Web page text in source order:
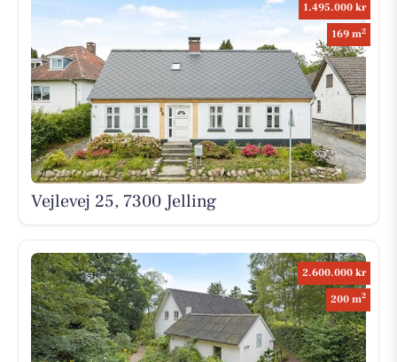
1.495.000 kr
169 m2
Vejlevej 25, 7300 Jelling
2.600.000 kr
200 m2